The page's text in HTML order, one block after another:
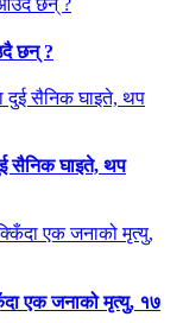
छन् ?
सैनिक घाइते, थप
एक जनाको मृत्यु, १७